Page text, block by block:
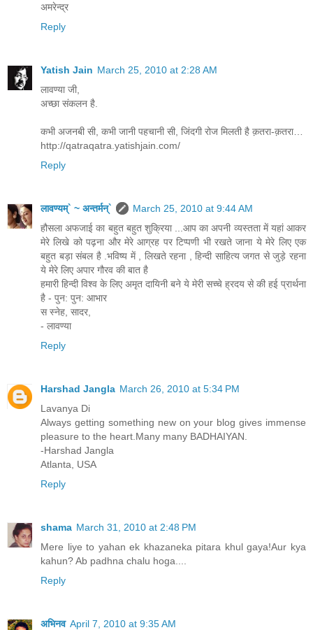
अमरेन्द्र
Reply
Yatish Jain March 25, 2010 at 2:28 AM
लावण्या जी,
अच्छा संकलन है.
कभी अजनबी सी, कभी जानी पहचानी सी, जिंदगी रोज मिलती है क़तरा-क़तरा…
http://qatraqatra.yatishjain.com/
Reply
लावण्यम्` ~ अन्तर्मन्`
March 25, 2010 at 9:44 AM
हौसला अफजाई का बहुत बहुत शुक्रिया ...आप का अपनी व्यस्तता में यहां आकर
मेरे लिखे को पढ़ना और मेरे आग्रह पर टिप्पणी भी रखते जाना ये मेरे लिए एक
बहुत बड़ा संबल है .भविष्य में , लिखते रहना , हिन्दी साहित्य जगत से जुड़े रहना
ये मेरे लिए अपार गौरव की बात है
हमारी हिन्दी विश्व के लिए अमृत दायिनी बने ये मेरी सच्चे ह्रदय से की हई प्रार्थना
है - पुन: पुन: आभार
स स्नेह, सादर,
- लावण्या
Reply
Harshad Jangla March 26, 2010 at 5:34 PM
Lavanya Di
Always getting something new on your blog gives immense
pleasure to the heart.Many many BADHAIYAN.
-Harshad Jangla
Atlanta, USA
Reply
shama March 31, 2010 at 2:48 PM
Mere liye to yahan ek khazaneka pitara khul gaya!Aur kya
kahun? Ab padhna chalu hoga....
Reply
अभिनव April 7, 2010 at 9:35 AM